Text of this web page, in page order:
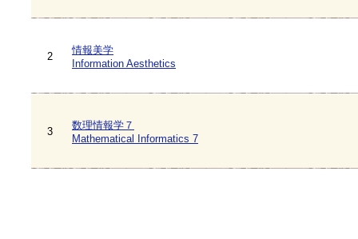
2
情報美学
Information Aesthetics
3
数理情報学７
Mathematical Informatics 7